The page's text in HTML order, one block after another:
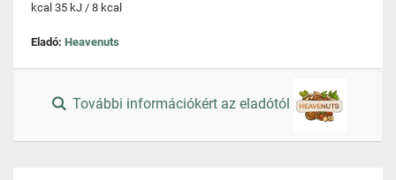
kcal 35 kJ / 8 kcal
Eladó: Heavenuts
További információkért az eladótól